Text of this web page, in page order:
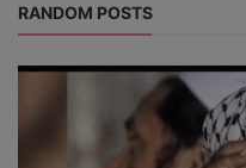
RANDOM POSTS